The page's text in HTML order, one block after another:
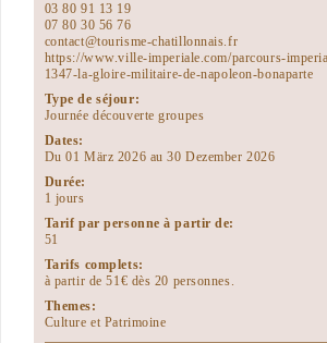
03 80 91 13 19
07 80 30 56 76
contact@tourisme-chatillonnais.fr
https://www.ville-imperiale.com/parcours-
1347-la-gloire-militaire-de-napoleon-bonaparte
Type de séjour:
Journée découverte groupes
Dates:
Du 01 März 2026 au 30 Dezember 2026
Durée:
1 jours
Tarif par personne à partir de:
51
Tarifs complets:
à partir de 51€ dès 20 personnes.
Themes:
Culture et Patrimoine